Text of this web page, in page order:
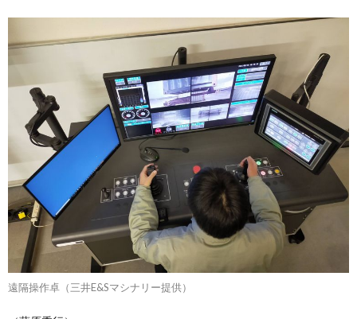
遠隔操作卓（三井E&Sマシナリー提供）